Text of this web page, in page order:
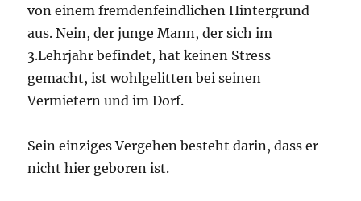
von einem fremdenfeindlichen Hintergrund
aus. Nein, der junge Mann, der sich im
3.Lehrjahr befindet, hat keinen Stress
gemacht, ist wohlgelitten bei seinen
Vermietern und im Dorf.
Sein einziges Vergehen besteht darin, dass er
nicht hier geboren ist.